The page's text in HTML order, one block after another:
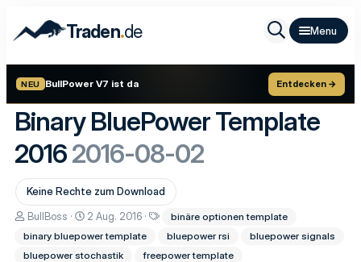
Traden.de
NEU BullPower V7 ist da Entdecken →
Binary BluePower Template
20162016-08-02
Keine Rechte zum Download
A
t
o
BullBoss
D
t
u
2 Aug. 2016
l
binäre optionen template
binary bluepower template
bluepower rsi
bluepower signals
bluepower stochastik
freepower template